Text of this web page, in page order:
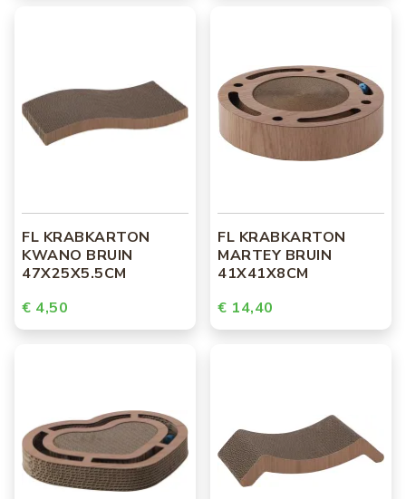
FL KRABKARTON
KWANO BRUIN
47X25X5.5CM
€ 4,50
FL KRABKARTON
MARTEY BRUIN
41X41X8CM
€ 14,40